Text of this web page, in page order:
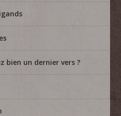
bien un dernier vers ?